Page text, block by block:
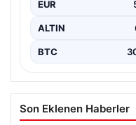
EUR
ALTIN
BTC
Son Eklenen Haberler